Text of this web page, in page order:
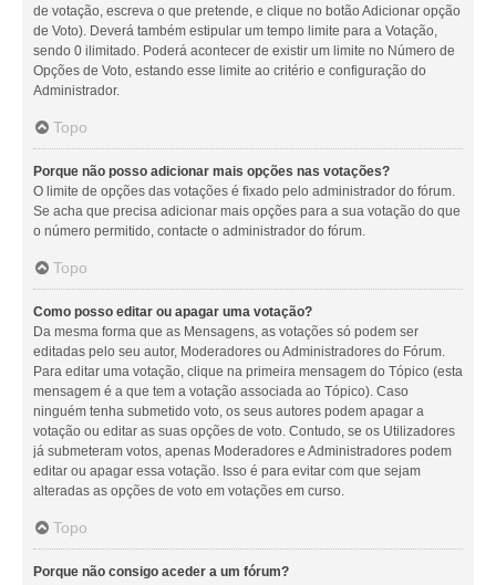
de votação, escreva o que pretende, e clique no botão Adicionar opção
de Voto). Deverá também estipular um tempo limite para a Votação,
sendo 0 ilimitado. Poderá acontecer de existir um limite no Número de
Opções de Voto, estando esse limite ao critério e configuração do
Administrador.
Topo
Porque não posso adicionar mais opções nas votações?
O limite de opções das votações é fixado pelo administrador do fórum.
Se acha que precisa adicionar mais opções para a sua votação do que
o número permitido, contacte o administrador do fórum.
Topo
Como posso editar ou apagar uma votação?
Da mesma forma que as Mensagens, as votações só podem ser
editadas pelo seu autor, Moderadores ou Administradores do Fórum.
Para editar uma votação, clique na primeira mensagem do Tópico (esta
mensagem é a que tem a votação associada ao Tópico). Caso
ninguém tenha submetido voto, os seus autores podem apagar a
votação ou editar as suas opções de voto. Contudo, se os Utilizadores
já submeteram votos, apenas Moderadores e Administradores podem
editar ou apagar essa votação. Isso é para evitar com que sejam
alteradas as opções de voto em votações em curso.
Topo
Porque não consigo aceder a um fórum?